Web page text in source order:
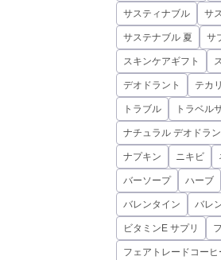
サスティナブル サ
サステナブル 夏 サ
スキンケアギフト
デオドラント テカ
トラブル トラベル
ナチュラル デオドラン
ナプキン ニキビ
バーソープ ハーブ
バレンタイン バレ
ビタミンE サプリ
フェアトレードコーヒ